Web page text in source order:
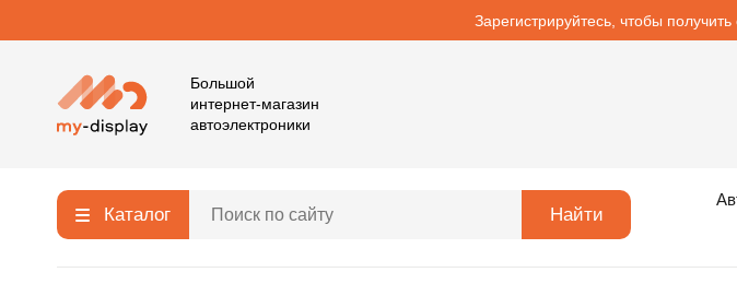
Зарегистрируйтесь, чтобы получить
Большой
интернет-магазин
автоэлектроники
Каталог Найти